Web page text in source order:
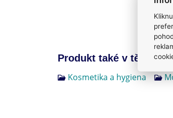
Produkt také v těchto
Kosmetika a hygiena